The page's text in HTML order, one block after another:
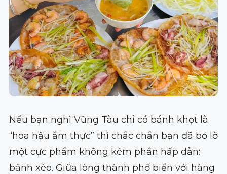
Nếu bạn nghĩ Vũng Tàu chỉ có bánh khọt là
“hoa hậu ẩm thực” thì chắc chắn bạn đã bỏ lỡ
một cực phẩm không kém phần hấp dẫn:
bánh xèo. Giữa lòng thành phố biển với hàng